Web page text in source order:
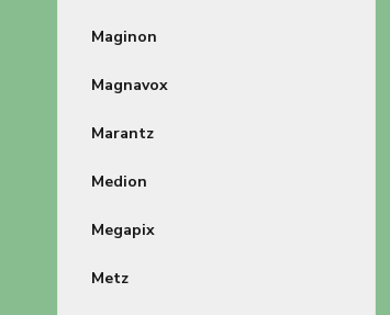
Maginon
Magnavox
Marantz
Medion
Megapix
Metz